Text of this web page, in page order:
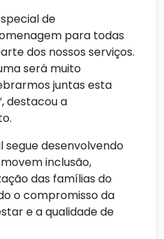
de
para todas
dos nossos serviços.
será muito
juntas esta
destacou a
segue desenvolvendo
inclusão,
das famílias do
o compromisso da
e a qualidade de